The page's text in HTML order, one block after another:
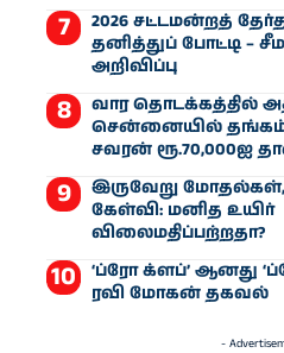
2026 சட்டமன்றத்
தனித்துப் போட்டி –
அறிவிப்பு
வார தொடக்கத்தில்
சென்னையில்
சவரன் ரூ.70,000ஐ
இருவேறு
கேள்வி: மனித உயிர்
விலைமதிப்பற்றதா?
‘ப்ரோ க்ளப்’ ஆனது
ரவி மோகன் தகவல்
-